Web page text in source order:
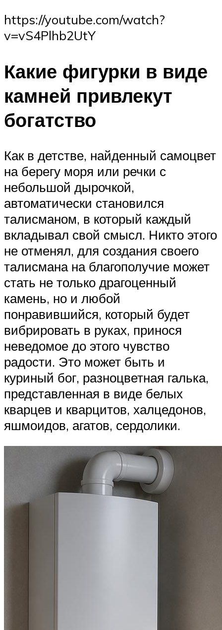
https://youtube.com/watch?
v=vS4Plhb2UtY
Какие фигурки в виде
камней привлекут
богатство
Как в детстве, найденный самоцвет
на берегу моря или речки с
небольшой дырочкой,
автоматически становился
талисманом, в который каждый
вкладывал свой смысл. Никто этого
не отменял, для создания своего
талисмана на благополучие может
стать не только драгоценный
камень, но и любой
понравившийся, который будет
вибрировать в руках, принося
неведомое до этого чувство
радости. Это может быть и
куриный бог, разноцветная галька,
представленная в виде белых
кварцев и кварцитов, халцедонов,
яшмоидов, агатов, сердолики.